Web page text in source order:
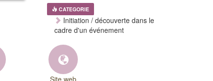
CATEGORIE
Initiation / découverte dans le
cadre d'un événement
Site web